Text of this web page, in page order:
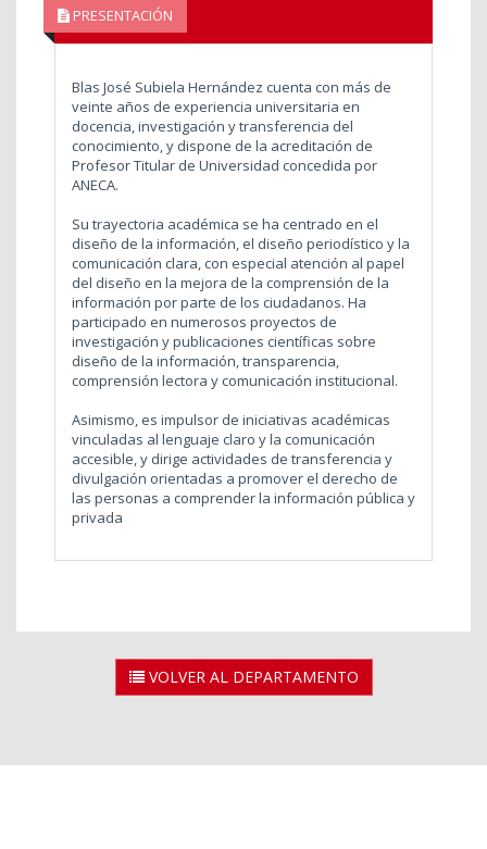
PRESENTACIÓN
Blas José Subiela Hernández cuenta con más de
veinte años de experiencia universitaria en
docencia, investigación y transferencia del
conocimiento, y dispone de la acreditación de
Profesor Titular de Universidad concedida por
ANECA.
Su trayectoria académica se ha centrado en el
diseño de la información, el diseño periodístico y la
comunicación clara, con especial atención al papel
del diseño en la mejora de la comprensión de la
información por parte de los ciudadanos. Ha
participado en numerosos proyectos de
investigación y publicaciones científicas sobre
diseño de la información, transparencia,
comprensión lectora y comunicación institucional.
Asimismo, es impulsor de iniciativas académicas
vinculadas al lenguaje claro y la comunicación
accesible, y dirige actividades de transferencia y
divulgación orientadas a promover el derecho de
las personas a comprender la información pública y
privada
VOLVER AL DEPARTAMENTO